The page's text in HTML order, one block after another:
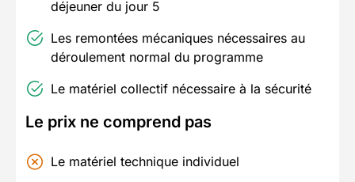
déjeuner du jour 5
Les remontées mécaniques nécessaires au
déroulement normal du programme
Le matériel collectif nécessaire à la sécurité
Le prix ne comprend pas
Le matériel technique individuel